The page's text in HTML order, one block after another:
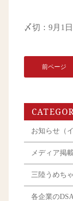
〆切：9月1
前ページ
お知らせ（
メディア掲
三陸うめち
各企業の